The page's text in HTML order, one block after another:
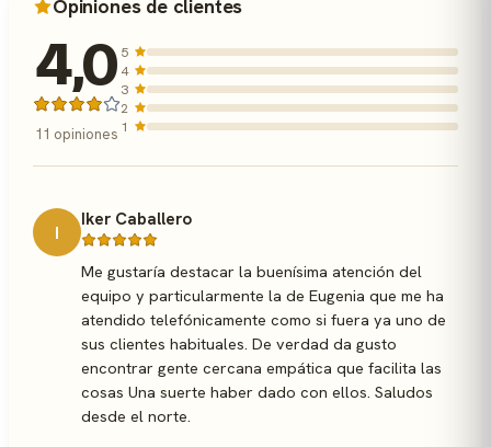
Opiniones de clientes
4,0
11 opiniones
5
4
3
2
1
I
Iker Caballero
Me gustaría destacar la buenísima atención del
equipo y particularmente la de Eugenia que me ha
atendido telefónicamente como si fuera ya uno de
sus clientes habituales. De verdad da gusto
encontrar gente cercana empática que facilita las
cosas Una suerte haber dado con ellos. Saludos
desde el norte.